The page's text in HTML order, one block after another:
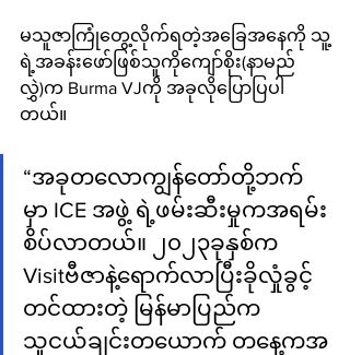
မသူဇာကြုံတွေ့လိုက်ရတဲ့အခြေအနေကို သူ့
ရဲ့အခန်းဖော်ဖြစ်သူကိုကျော်စိုး(နာမည်
လွှဲ)က Burma VJကို အခုလိုပြောပြပါ
တယ်။
“အခုတလောကျွန်တော်တို့ဘက်
မှာ ICE အဖွဲ့ ရဲ့ဖမ်းဆီးမှုကအရမ်း
စိပ်လာတယ်။ ၂၀၂၃ခုနှစ်က
Visitဗီဇာနဲ့ရောက်လာပြီးခိုလှုံခွင့်
တင်ထားတဲ့ မြန်မာပြည်က
သူငယ်ချင်းတယောက် တနေ့ကအ